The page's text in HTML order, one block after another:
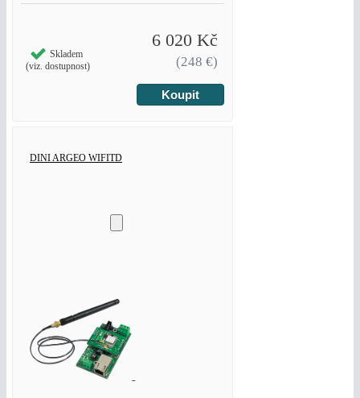
6 020 Kč
(248 €)
Skladem
(viz. dostupnost)
DINI ARGEO WIFITD